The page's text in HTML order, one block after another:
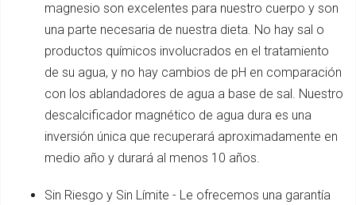
magnesio son excelentes para nuestro cuerpo y son
una parte necesaria de nuestra dieta. No hay sal o
productos químicos involucrados en el tratamiento
de su agua, y no hay cambios de pH en comparación
con los ablandadores de agua a base de sal. Nuestro
descalcificador magnético de agua dura es una
inversión única que recuperará aproximadamente en
medio año y durará al menos 10 años.
Sin Riesgo y Sin Límite - Le ofrecemos una garantía